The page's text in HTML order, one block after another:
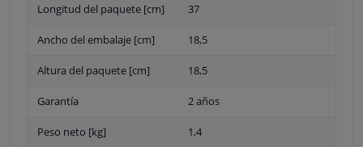
Longitud del paquete [cm] 37
Ancho del embalaje [cm] 18,5
Altura del paquete [cm] 18,5
Garantía 2 años
Peso neto [kg] 1,4